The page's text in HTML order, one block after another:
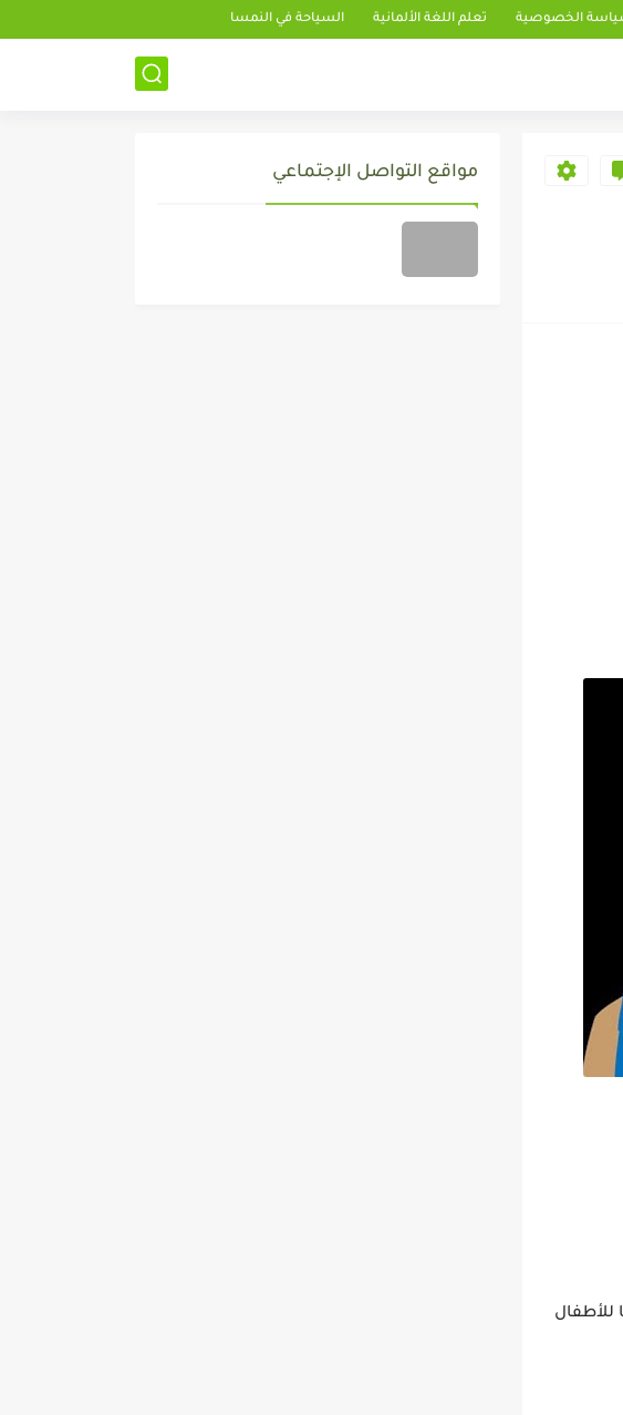
الخصوصية تعلم اللغة الألمانية السياحة في النمسا
للأطفال
مواقع التواصل الإجتماعي